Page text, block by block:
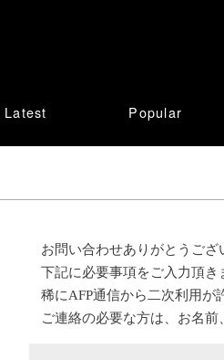
Latest Popular
お問い合わせありがとうござ
下記に必要事項をご入力頂
稀にAFP通信から二次利用が
ご連絡の必要な方は、お名